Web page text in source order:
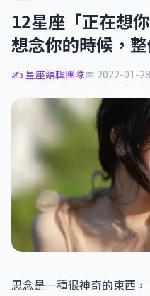
12星座「正在想
想念你的時候，
✍️ 星座編輯團隊📅 2022-01-28
思念是一種很神奇的東西，